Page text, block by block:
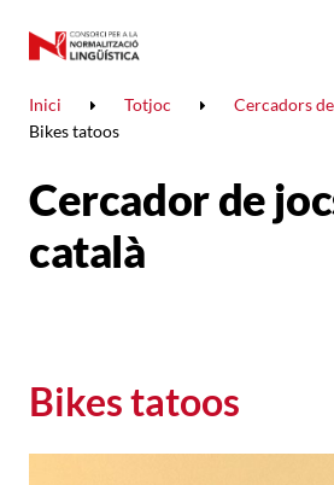
Inici Totjoc
Cercadors
Bikes tatoos
Cercador de
català
Bikes tatoos